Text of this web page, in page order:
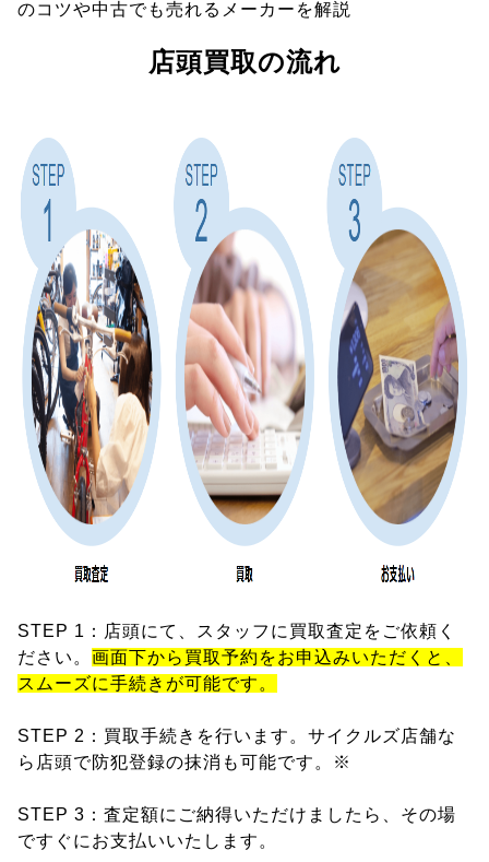
のコツや中古でも売れるメーカーを解説
店頭買取の流れ
STEP 1：店頭にて、スタッフに買取査定をご依頼く
ださい。 画面下から買取予約をお申込みいただくと、
スムーズに手続きが可能です。
STEP 2：買取手続きを行います。サイクルズ店舗な
ら店頭で防犯登録の抹消も可能です。※
STEP 3：査定額にご納得いただけましたら、その場
ですぐにお支払いいたします。